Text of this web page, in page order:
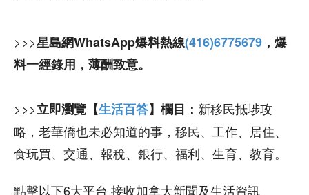
>>>星島網WhatsApp爆料熱線(416)6775679 ，爆
料一經錄用，薄酬致意。
>>>立即瀏覽【生活百答】欄目： 新移民抵埗攻
略，老華僑也未必知道的事，移民、工作、居住、
食玩買、交通、報稅、銀行、福利、生育、教育。
點擊以下6大平台 接收加拿大新聞及生活資訊